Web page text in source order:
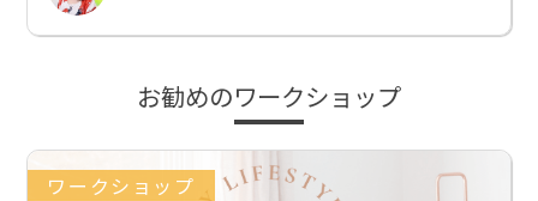
お勧めのワークショップ
ワークショップ